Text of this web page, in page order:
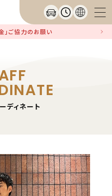
」ご協力のお願い
ディネート